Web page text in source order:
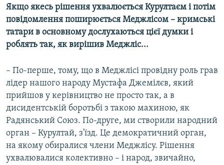
Якщо якесь рішення ухвалюється Курултаєм і потім
повідомлення поширюється Меджлісом – кримські
татари в основному дослухаються цієї думки і
роблять так, як вирішив Меджліс...
– По-перше, тому, що в Меджлісі провідну роль грав
лідер нашого народу Мустафа Джемілєв, який
прийшов у керівництво не просто так, а в
дисидентській боротьбі з такою махиною, як
Радянський Союз. По-друге, ми створили народний
орган – Курултай, з'їзд. Це демократичний орган,
на якому обиралися члени Меджлісу. Рішення
ухвалювалися колективно – і народ, звичайно,